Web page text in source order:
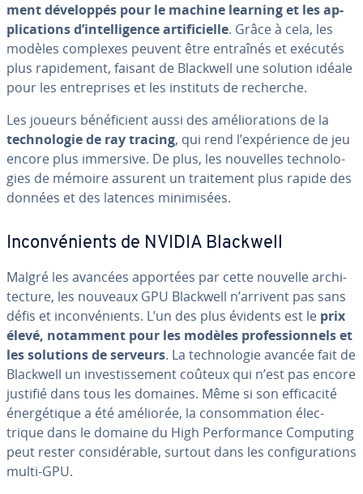
ment dé­ve­lop­pés pour le machine learning et les ap­
pli­ca­tions d’in­tel­li­gence ar­ti­fi­cielle. Grâce à cela, les
modèles complexes peuvent être entraînés et exécutés
plus ra­pi­de­ment, faisant de Blackwell une solution idéale
pour les en­tre­prises et les instituts de recherche.
Les joueurs bé­né­fi­cient aussi des amé­lio­ra­tions de la
tech­no­lo­gie de ray tracing, qui rend l’ex­pé­rience de jeu
encore plus immersive. De plus, les nouvelles tech­no­lo­
gies de mémoire assurent un trai­te­ment plus rapide des
données et des latences mi­ni­mi­sées.
In­con­vé­nients de NVIDIA Blackwell
Malgré les avancées apportées par cette nouvelle ar­chi­
tec­ture, les nouveaux GPU Blackwell n’arrivent pas sans
défis et in­con­vé­nients. L’un des plus évidents est le prix
élevé, notamment pour les modèles pro­fes­sion­nels et
les solutions de serveurs. La tech­no­lo­gie avancée fait de
Blackwell un in­ves­tis­se­ment coûteux qui n’est pas encore
justifié dans tous les domaines. Même si son ef­fi­ca­cité
éner­gé­tique a été améliorée, la con­som­ma­tion élec­
trique dans le domaine du High Per­for­mance Computing
peut rester con­si­dé­rable, surtout dans les con­fi­gu­ra­tions
multi-GPU.